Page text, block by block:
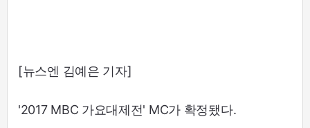
[뉴스엔 김예은 기자]
'2017 MBC 가요대제전' MC가 확정됐다.